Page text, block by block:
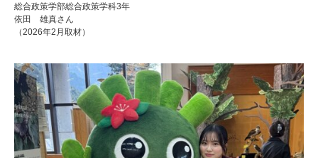
総合政策学部総合政策学科3年
依田 雄真さん
（2026年2月取材）